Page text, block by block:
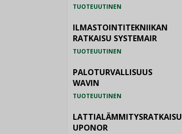
TUOTEUUTINEN
ILMASTOINTITEKNIIKAN
RATKAISU SYSTEMAIR
TUOTEUUTINEN
PALOTURVALLISUUS
WAVIN
TUOTEUUTINEN
LATTIALÄMMITYSRATKAISU
UPONOR